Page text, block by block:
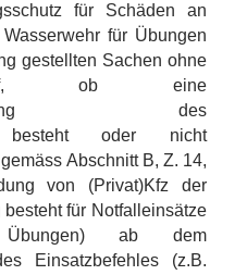
für Schäden an
für Übungen
gestellten Sachen ohne
ob eine
des
besteht oder nicht
Abschnitt B, Z. 14,
von (Privat)Kfz der
für Notfalleinsätze
Übungen) ab dem
Einsatzbefehles (z.B.